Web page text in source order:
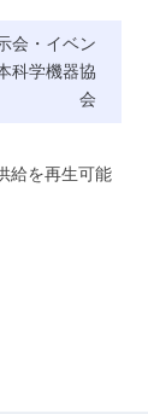
会・イベン
科学機器協
会
給を再生可能